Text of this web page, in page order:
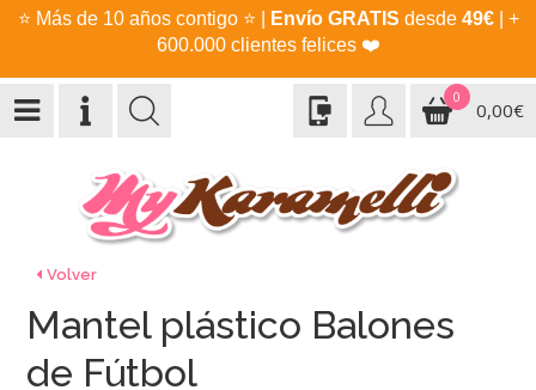
⭐ Más de 10 años contigo ⭐ Envío GRATIS desde 49€| +
600.000 clientes felices ❤️
0
0,00€
Volver
Mantel plástico Balones
de Fútbol